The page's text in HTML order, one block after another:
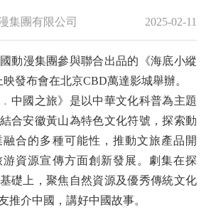
集團有限公司 2025-02-11
動漫集團參與聯合出品的
《海底小縱
映發布會在北京CBD萬達影城舉辦。
﹒中國之旅》是以中華文化科普為主題
合安徽黃山為特色文化符號，探索動
合的多種可能性，推動文旅產品開
資源宣傳方面創新發展。劇集在探
礎上，聚焦自然資源及優秀傳統文化
推介中國，講好中國故事。